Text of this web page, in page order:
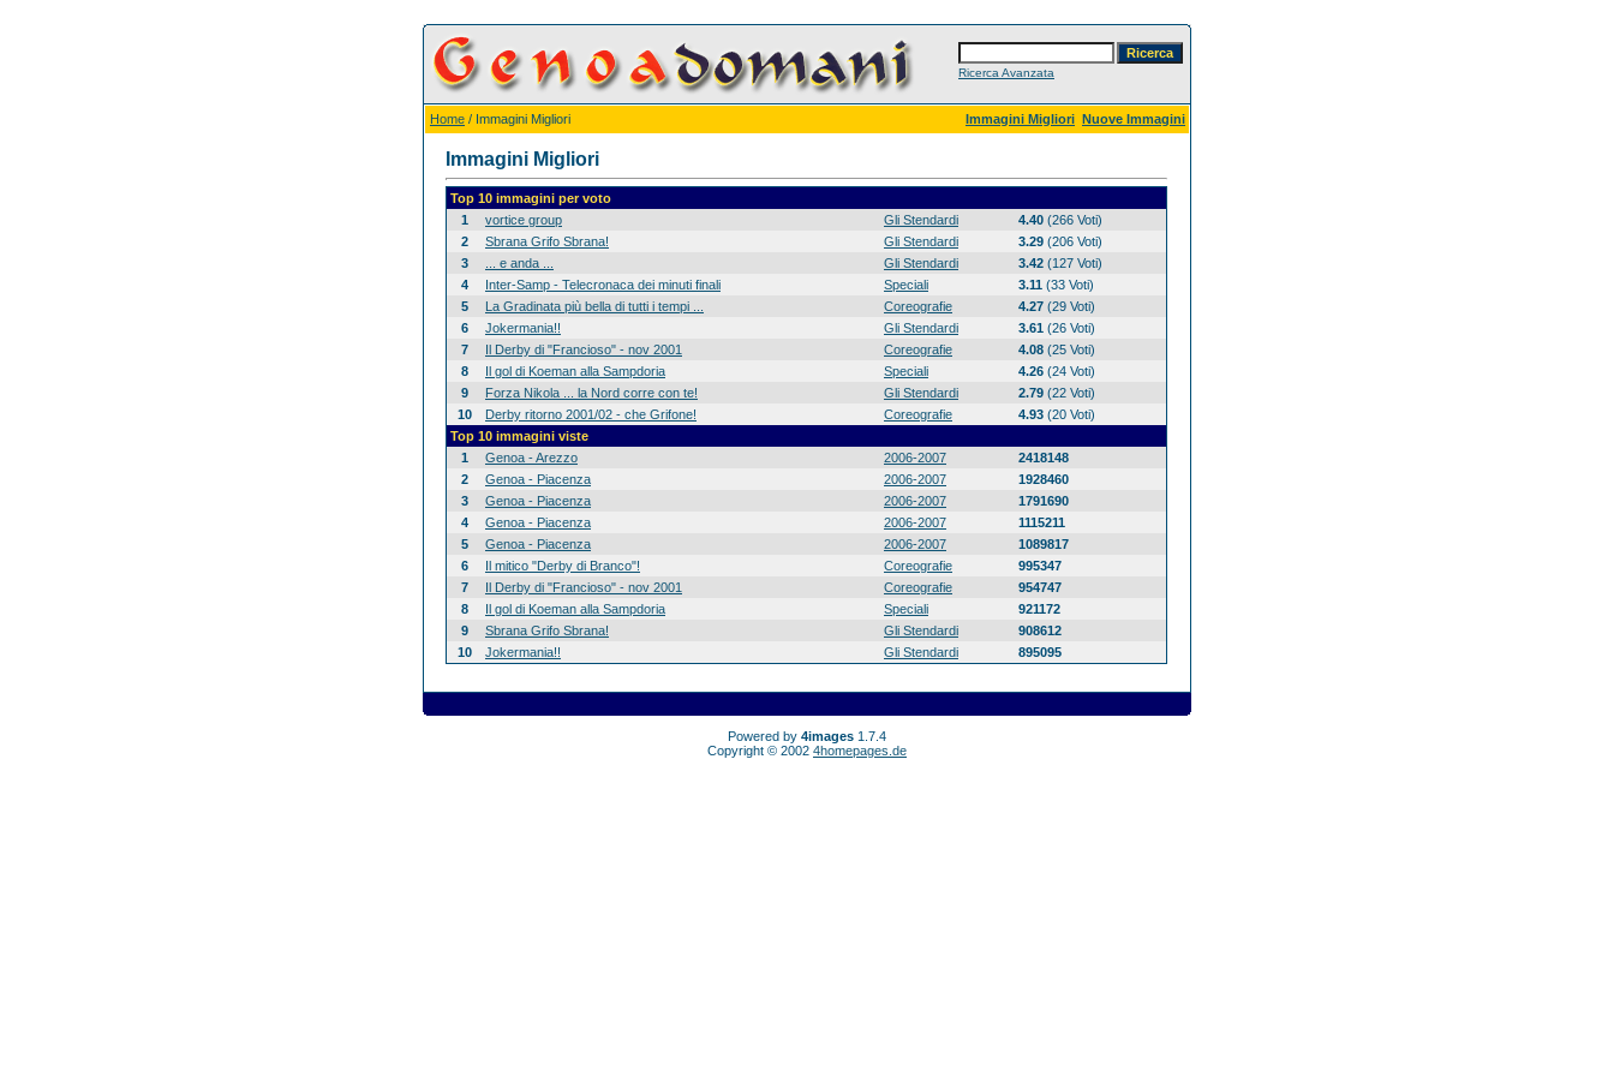
Ricerca Avanzata
Home / Immagini Migliori Immagini Migliori Nuove Immagini
Immagini Migliori
Top 10 immagini per voto
1
vortice group Gli Stendardi 4.40 (266 Voti)
2
Sbrana Grifo Sbrana! Gli Stendardi 3.29 (206 Voti)
3
... e anda ... Gli Stendardi 3.42 (127 Voti)
4
Inter-Samp - Telecronaca dei minuti finali Speciali 3.11 (33 Voti)
5
La Gradinata più bella di tutti i tempi ... Coreografie 4.27 (29 Voti)
6
Jokermania!! Gli Stendardi 3.61 (26 Voti)
7
Il Derby di "Francioso" - nov 2001 Coreografie 4.08 (25 Voti)
8
Il gol di Koeman alla Sampdoria Speciali 4.26 (24 Voti)
9
Forza Nikola ... la Nord corre con te! Gli Stendardi 2.79 (22 Voti)
10
Derby ritorno 2001/02 - che Grifone! Coreografie 4.93 (20 Voti)
Top 10 immagini viste
1
Genoa - Arezzo 2006-2007
2418148
2
Genoa - Piacenza 2006-2007
1928460
3
Genoa - Piacenza 2006-2007
1791690
4
Genoa - Piacenza 2006-2007
1115211
5
Genoa - Piacenza 2006-2007
1089817
6
Il mitico "Derby di Branco"! Coreografie
995347
7
Il Derby di "Francioso" - nov 2001 Coreografie
954747
8
Il gol di Koeman alla Sampdoria Speciali
921172
9
Sbrana Grifo Sbrana! Gli Stendardi
908612
10
Jokermania!! Gli Stendardi 895095
Powered by 4images 1.7.4
Copyright © 2002 4homepages.de